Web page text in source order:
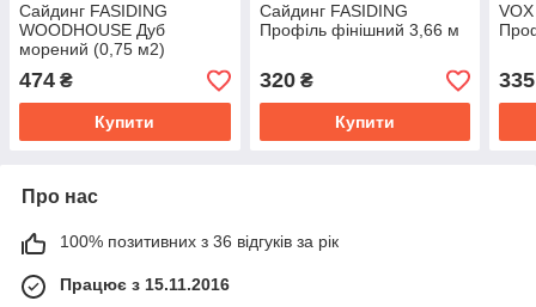
Сайдинг FASIDING
WOODHOUSE Дуб
морений (0,75 м2)
474 ₴
Купити
Сайдинг FASIDING
Профіль фінішний 3,66 м
320₴
Купити
Про нас
100% позитивних з 36 відгуків за рік
Працює з 15.11.2016